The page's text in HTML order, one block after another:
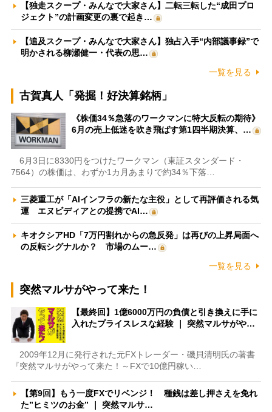
【独走スクープ・みんなで大家さん】二転三転した“成田プロ
ジェクト”の計画変更の裏で起き…
【追及スクープ・みんなで大家さん】独占入手“内部議事録”で
明かされる柳瀬健一・代表の思…
一覧を見る
古賀真人「発掘！好決算銘柄」
《株価34％急落のワークマンに特大反転の期待》
6月の売上低迷を吹き飛ばす第1四半期決算、…
6月3日に8330円をつけたワークマン（東証スタンダード・
7564）の株価は、わずか1カ月あまりで約34％下落…
三菱重工が「AIインフラの新たな主役」として再評価される気
運 エヌビディアとの提携でAI…
キオクシアHD「7万円割れからの急反発」は再びの上昇局面へ
の反転シグナルか？ 市場のムー…
一覧を見る
突然マルサがやって来た！
【最終回】1億6000万円の負債と引き換えに手に
入れたプライスレスな経験 ｜ 突然マルサがや…
2009年12月に発行された元FXトレーダー・磯貝清明氏の著書
『突然マルサがやって来た！～FXで10億円稼い…
【第9回】もう一度FXでリベンジ！ 種銭は差し押さえを免れ
た”ヒミツのお金” ｜ 突然マルサ…